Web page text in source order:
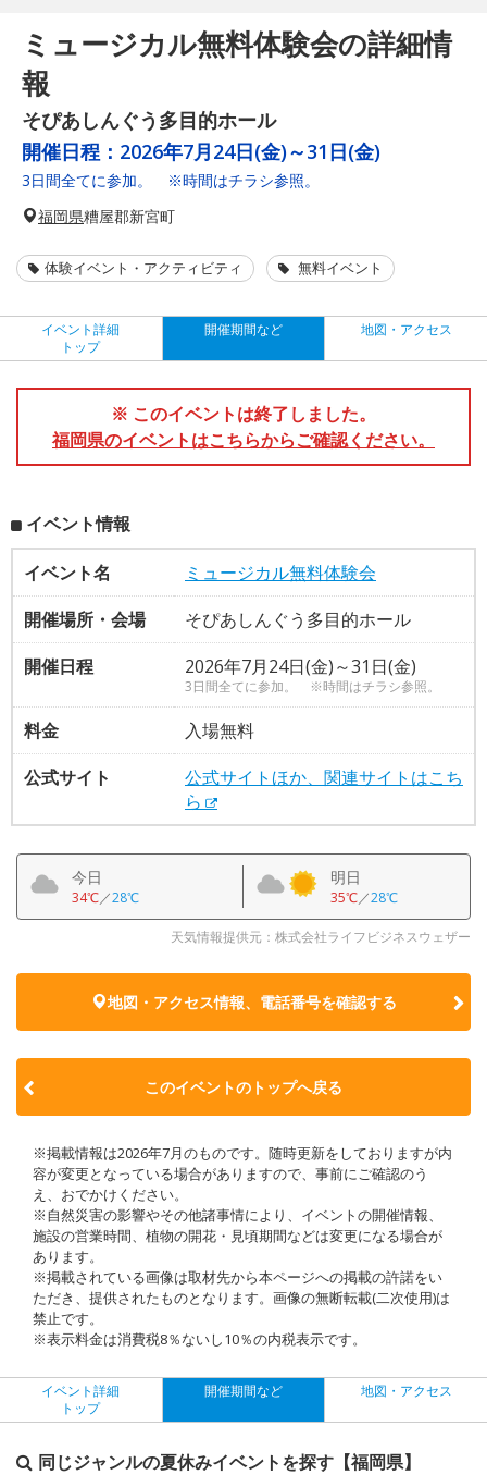
ミュージカル無料体験会の詳細情
報
そぴあしんぐう多目的ホール
開催日程： 2026年7月24日(金)～31日(金)
3日間全てに参加。 ※時間はチラシ参照。
福岡県糟屋郡新宮町
体験イベント・アクティビティ 無料イベント
イベント詳細
トップ
開催期間など 地図・アクセス
※ このイベントは終了しました。
福岡県のイベントはこちらからご確認ください。
イベント情報
イベント名
ミュージカル無料体験会
開催場所・会場
そぴあしんぐう多目的ホール
開催日程
2026年7月24日(金)～31日(金)
3日間全てに参加。 ※時間はチラシ参照。
料金
入場無料
公式サイト
公式サイトほか、関連サイトはこち
ら
今日
34℃／28℃
明日
35℃／28℃
天気情報提供元：株式会社ライフビジネスウェザー
地図・アクセス情報、電話番号を確認する
このイベントのトップへ戻る
※掲載情報は2026年7月のものです。随時更新をしておりますが内
容が変更となっている場合がありますので、事前にご確認のう
え、おでかけください。
※自然災害の影響やその他諸事情により、イベントの開催情報、
施設の営業時間、植物の開花・見頃期間などは変更になる場合が
あります。
※掲載されている画像は取材先から本ページへの掲載の許諾をい
ただき、提供されたものとなります。画像の無断転載(二次使用)は
禁止です。
※表示料金は消費税8％ないし10％の内税表示です。
イベント詳細
トップ
開催期間など 地図・アクセス
同じジャンルの夏休みイベントを探す【福岡県】